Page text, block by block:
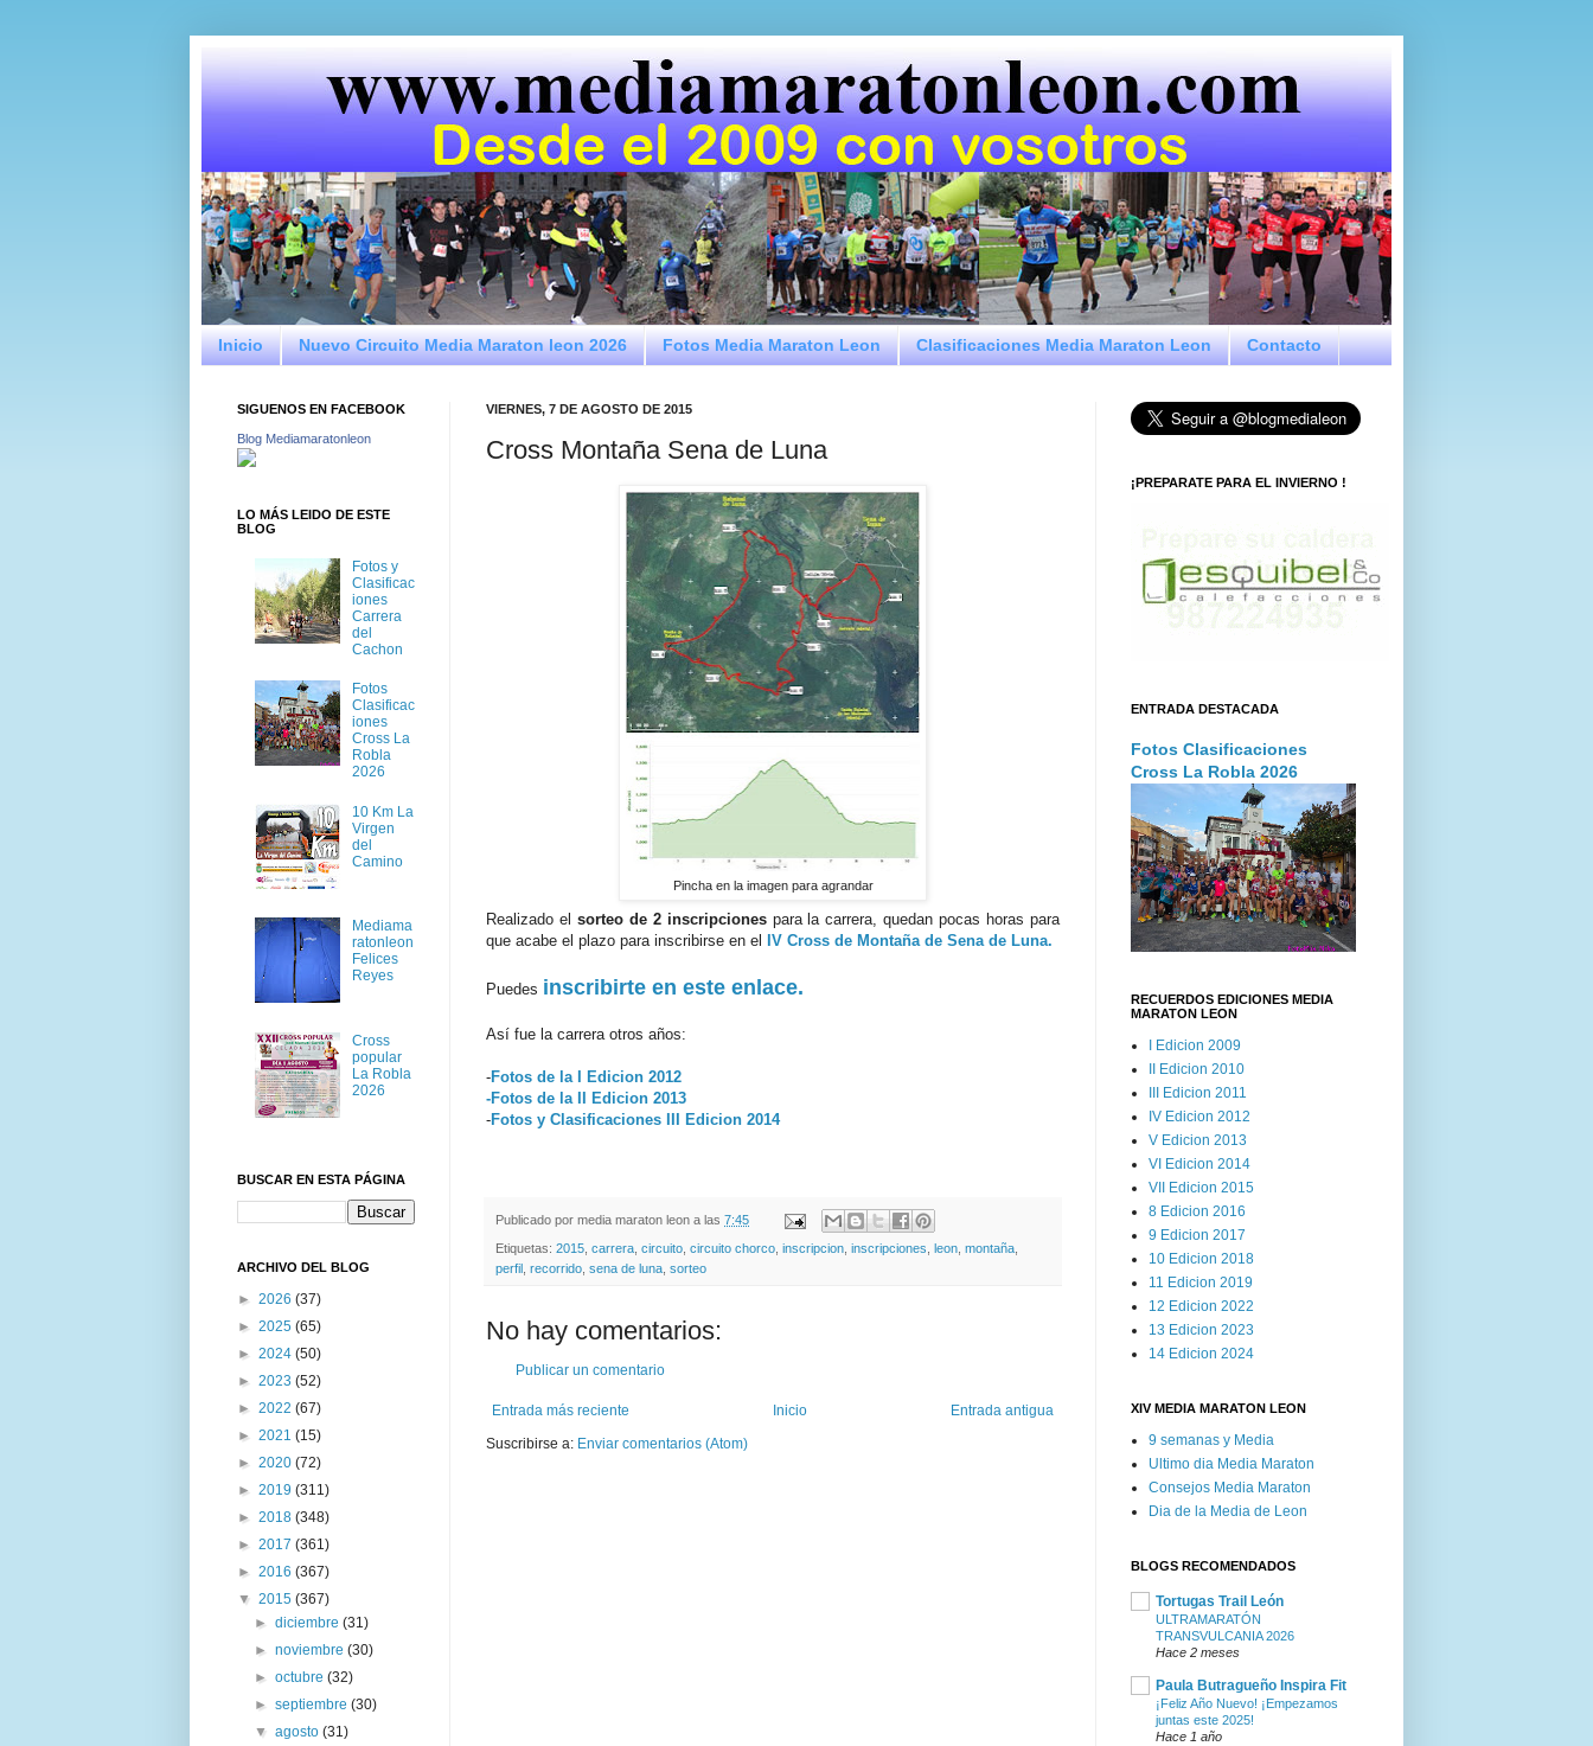
Inicio Nuevo Circuito Media Maraton leon 2026 Fotos Media Maraton Leon Clasificaciones Media Maraton Leon Contacto
VIERNES, 7 DE AGOSTO DE 2015
Cross Montaña Sena de Luna
Pincha en la imagen para agrandar
Realizado el sorteo de 2 inscripcionespara la carrera, quedan pocas horas para
que acabe el plazo para inscribirse en el
IV Cross de Montaña de Sena de Luna.
Puedes inscribirte en este enlace.
Así fue la carrera otros años:
-Fotos de la I Edicion 2012
-Fotos de la II Edicion 2013
-Fotos y Clasificaciones III Edicion 2014
Publicado por media maraton leon a las 7:45
Etiquetas: 2015, carrera, circuito, circuito chorco, inscripcion, inscripciones, leon, montaña,
perfil , recorrido, sena de luna, sorteo
No hay comentarios:
Publicar un comentario
Entrada más reciente Entrada antigua
Inicio
Suscribirse a: Enviar comentarios (Atom)
SIGUENOS EN FACEBOOK
Blog Mediamaratonleon
LO MÁS LEIDO DE ESTE
BLOG
Fotos y
Clasificac
iones
Carrera
del
Cachon
Fotos
Clasificac
iones
Cross La
Robla
2026
10 Km La
Virgen
del
Camino
Mediama
ratonleon
Felices
Reyes
Cross
popular
La Robla
2026
BUSCAR EN ESTA PÁGINA
ARCHIVO DEL BLOG
► 2026 (37)
► 2025 (65)
► 2024 (50)
► 2023 (52)
► 2022 (67)
► 2021 (15)
► 2020 (72)
► 2019 (311)
► 2018 (348)
► 2017 (361)
► 2016 (367)
▼ 2015 (367)
►diciembre(31)
►noviembre(30)
►octubre(32)
►septiembre(30)
▼agosto(31)
¡PREPARATE PARA EL INVIERNO !
ENTRADA DESTACADA
Fotos Clasificaciones
Cross La Robla 2026
RECUERDOS EDICIONES MEDIA
MARATON LEON
I Edicion 2009
II Edicion 2010
III Edicion 2011
IV Edicion 2012
V Edicion 2013
VI Edicion 2014
VII Edicion 2015
8 Edicion 2016
9 Edicion 2017
10 Edicion 2018
11 Edicion 2019
12 Edicion 2022
13 Edicion 2023
14 Edicion 2024
XIV MEDIA MARATON LEON
9 semanas y Media
Ultimo dia Media Maraton
Consejos Media Maraton
Dia de la Media de Leon
BLOGS RECOMENDADOS
Tortugas Trail León
ULTRAMARATÓN
TRANSVULCANIA 2026
Hace 2 meses
Paula Butragueño Inspira Fit
¡Feliz Año Nuevo! ¡Empezamos
juntas este 2025!
Hace 1 año